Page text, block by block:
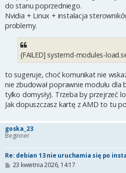
do stanu poprzedniego.
Nvidia + Linux + instalacja
problemy.
{FAILED] systemd-modules-
to sugeruje, choć komunikat nie
nie zbudował poprawnie modułu
tylko domysły). Trzeba by przejrzeć
Jak dopuszczasz kartę z AMD to tu
goska_23
Beginner
Re: debian 13 nie uruchamia się po
P23 kwietnia 2026, 14:17